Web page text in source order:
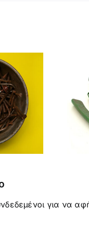
ΓΙΑΤΙ
ΚΑΙ
ΚΑΙ
ΤΗΣ
για να